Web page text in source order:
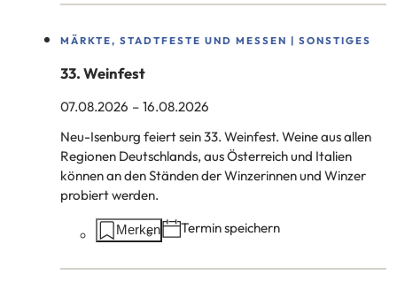
MÄRKTE, STADTFESTE UND MESSEN | SONSTIGES
33. Weinfest
07.08.2026 – 16.08.2026
Neu-Isenburg feiert sein 33. Weinfest. Weine aus allen
Regionen Deutschlands, aus Österreich und Italien
können an den Ständen der Winzerinnen und Winzer
probiert werden.
Aktionen
dieser
Merken Termin speichern